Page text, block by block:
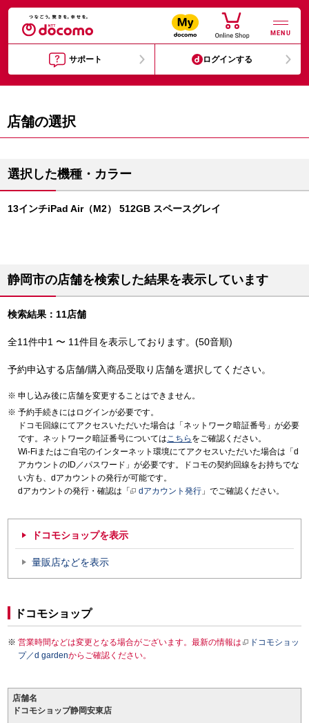
MENU
サポート ログインする
店舗の選択
選択した機種・カラー
13インチiPad Air（M2） 512GB スペースグレイ
静岡市の店舗を検索した結果を表示しています
検索結果：11店舗
全11件中1 〜 11件目を表示しております。(50音順)
予約申込する店舗/購入商品受取り店舗を選択してください。
申し込み後に店舗を変更することはできません。
予約手続きにはログインが必要です。
ドコモ回線にてアクセスいただいた場合は「ネットワーク暗証番号」が必要
です。ネットワーク暗証番号についてはこちら をご確認ください。
Wi-Fiまたはご自宅のインターネット環境にてアクセスいただいた場合は「d
アカウントのID／パスワード」が必要です。ドコモの契約回線をお持ちでな
い方も、dアカウントの発行が可能です。
dアカウントの発行・確認は「
dアカウント発行 」でご確認ください。
ドコモショップを表示
量販店などを表示
ドコモショップ
営業時間などは変更となる場合がございます。最新の情報は
ドコモショッ
プ／d gardenからご確認ください。
店舗名
ドコモショップ静岡安東店